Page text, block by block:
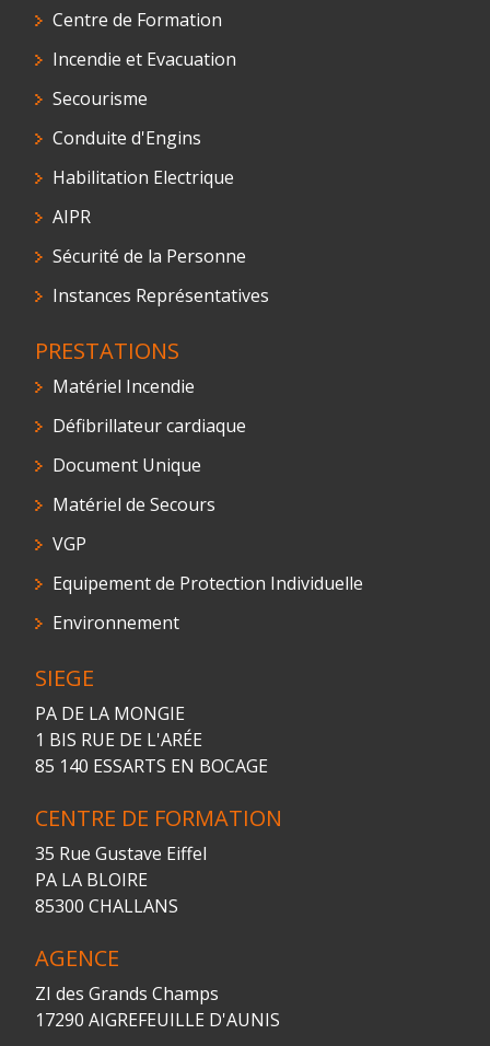
Centre de Formation
Incendie et Evacuation
Secourisme
Conduite d'Engins
Habilitation Electrique
AIPR
Sécurité de la Personne
Instances Représentatives
PRESTATIONS
Matériel Incendie
Défibrillateur cardiaque
Document Unique
Matériel de Secours
VGP
Equipement de Protection Individuelle
Environnement
SIEGE
PA DE LA MONGIE
1 BIS RUE DE L'ARÉE
85 140 ESSARTS EN BOCAGE
CENTRE DE FORMATION
35 Rue Gustave Eiffel
PA LA BLOIRE
85300 CHALLANS
AGENCE
ZI des Grands Champs
17290 AIGREFEUILLE D'AUNIS